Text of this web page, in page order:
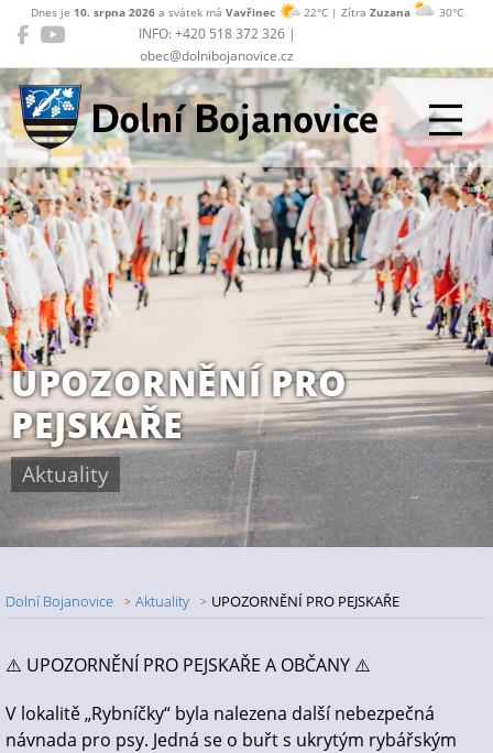
INFO: +420 518 372 326 |
obec@dolnibojanovice.cz
Dnes je 10. srpna 2026a svátek má Vavřinec 22°C | Zítra Zuzana 30°C
Dolní Bojanovice
UPOZORNĚNÍ PRO
PEJSKAŘE
Aktuality
Dolní Bojanovice Aktuality UPOZORNĚNÍ PRO PEJSKAŘE
Nadpis článku
⚠️ UPOZORNĚNÍ PRO PEJSKAŘE A OBČANY ⚠️
V lokalitě „Rybníčky“ byla nalezena další nebezpečná
návnada pro psy. Jedná se o buřt s ukrytým rybářským